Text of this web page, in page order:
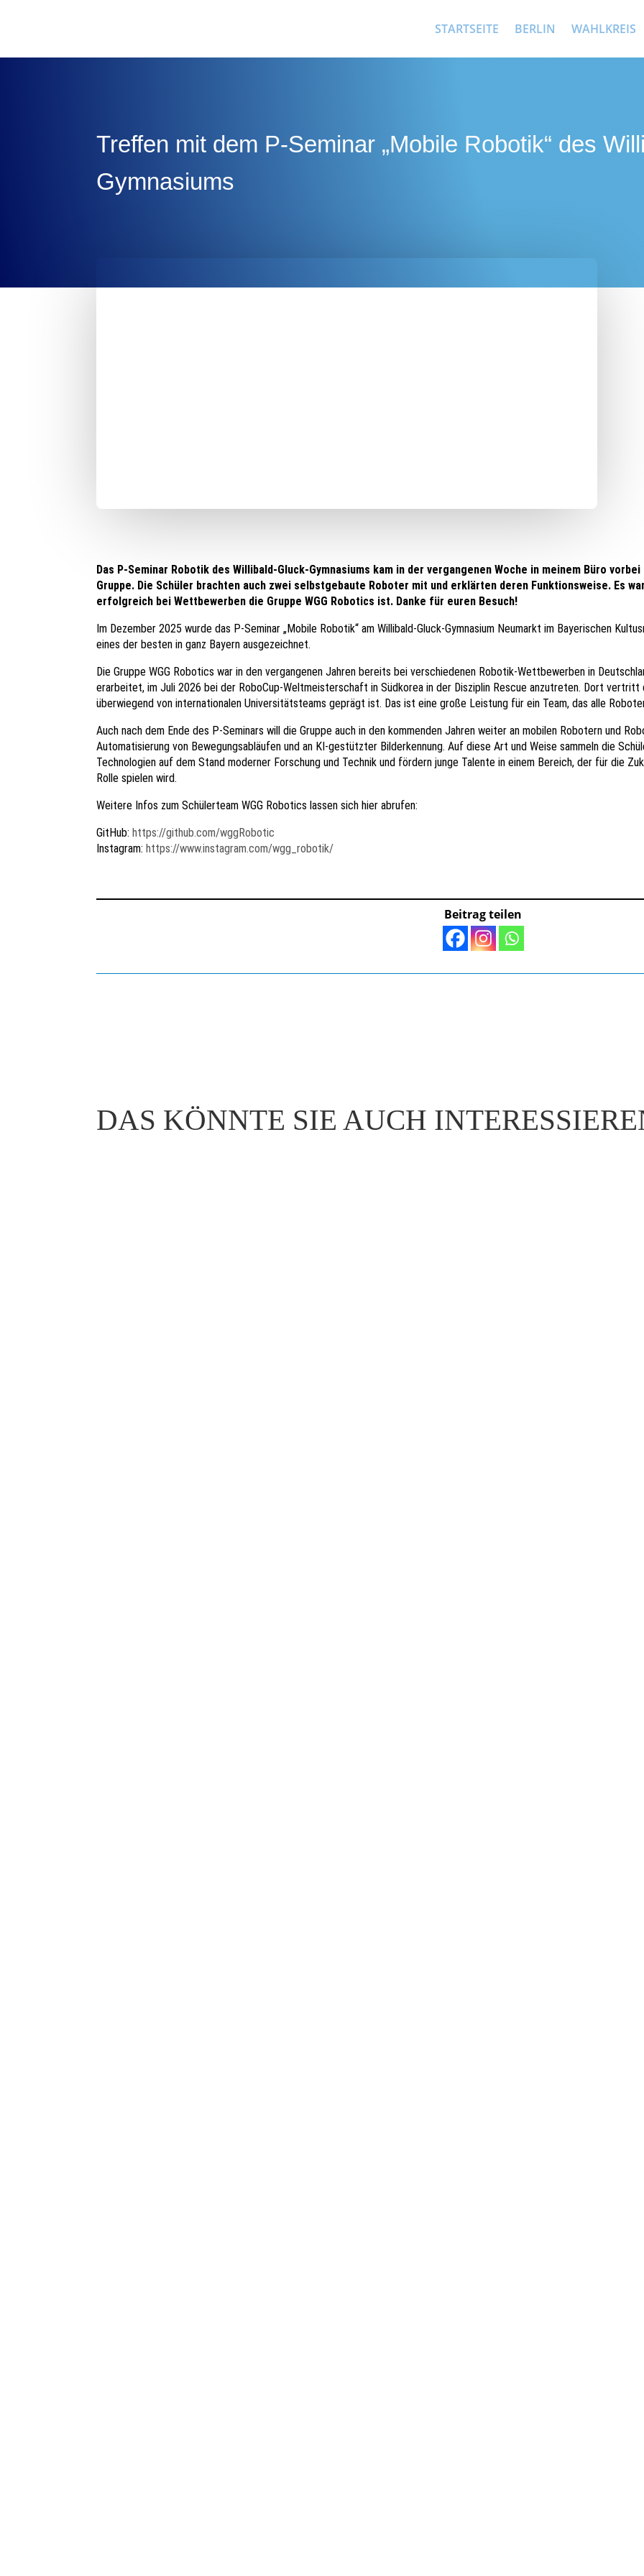
STARTSEITE BERLIN WAHLKREIS
Treffen mit dem P-Seminar „Mobile Robotik“ des
Gymnasiums
Das P-Seminar Robotik des Willibald-Gluck-Gymnasiums kam in der vergangenen Woche in meinem Büro
Gruppe. Die Schüler brachten auch zwei selbstgebaute Roboter mit und erklärten deren Funktionsweise. Es
erfolgreich bei Wettbewerben die Gruppe WGG Robotics ist. Danke für euren Besuch!
Im Dezember 2025 wurde das P-Seminar „Mobile Robotik“ am Willibald-Gluck-Gymnasium Neumarkt im Bayerischen
eines der besten in ganz Bayern ausgezeichnet.
Die Gruppe WGG Robotics war in den vergangenen Jahren bereits bei verschiedenen Robotik-Wettbewerben in
erarbeitet, im Juli 2026 bei der RoboCup-Weltmeisterschaft in Südkorea in der Disziplin Rescue anzutreten. Dort vertritt
überwiegend von internationalen Universitätsteams geprägt ist. Das ist eine große Leistung für ein Team, das alle
Auch nach dem Ende des P-Seminars will die Gruppe auch in den kommenden Jahren weiter an mobilen Robotern und
Automatisierung von Bewegungsabläufen und an KI-gestützter Bilderkennung. Auf diese Art und Weise sammeln die
Technologien auf dem Stand moderner Forschung und Technik und fördern junge Talente in einem Bereich, der für die
Rolle spielen wird.
Weitere Infos zum Schülerteam WGG Robotics lassen sich hier abrufen:
GitHub:https://github.com/wggRobotic
Instagram:https://www.instagram.com/wgg_robotik/
Beitrag teilen
DAS KÖNNTE SIE AUCH